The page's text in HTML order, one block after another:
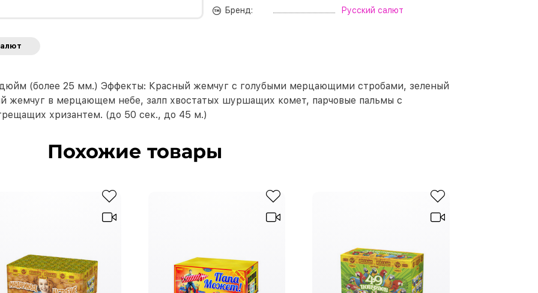
Бренд: Русский салют
дюйм (более 25 мм.) Эффекты: Красный жемчуг с голубыми мерцающими стробами, зеленый
жемчуг в мерцающем небе, залп хвостатых шуршащих комет, парчовые пальмы с
хризантем. (до 50 сек., до 45 м.)
Похожие товары